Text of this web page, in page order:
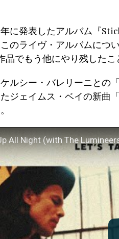
に発表したアルバム『
のライヴ・アルバムにつ
品でもう他にやり残した
ルシー・バレリーニとの
ジェイムス・ベイの新曲
All Night (with The